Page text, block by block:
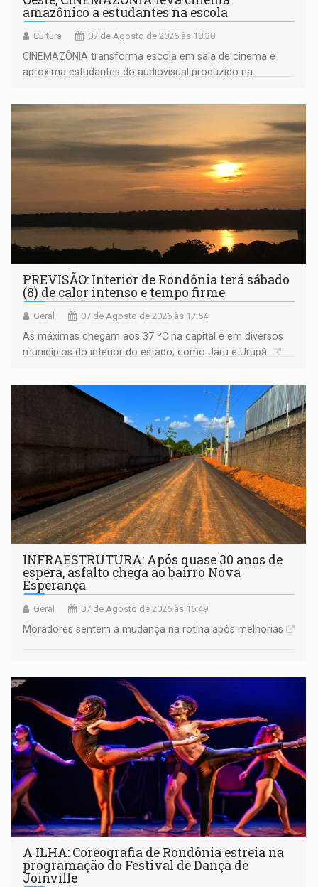
amazônico a estudantes na escola
Cultura 07 de Agosto de 2026 às 18:30
CINEMAZÔNIA transforma escola em sala de cinema e
aproxima estudantes do audiovisual produzido na
PREVISÃO: Interior de Rondônia terá sábado
(8) de calor intenso e tempo firme
Geral 07 de Agosto de 2026 às 17:54
As máximas chegam aos 37 ºC na capital e em diversos
municípios do interior do estado, como Jaru e Urupá
INFRAESTRUTURA: Após quase 30 anos de
espera, asfalto chega ao bairro Nova
Esperança
Geral 07 de Agosto de 2026 às 16:49
Moradores sentem a mudança na rotina após melhorias
A ILHA: Coreografia de Rondônia estreia na
programação do Festival de Dança de
Joinville